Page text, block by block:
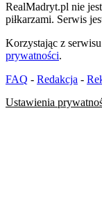
RealMadryt.pl nie
piłkarzami. Serwis
Korzystając z
prywatności.
FAQ - Redakcja -
Ustawienia